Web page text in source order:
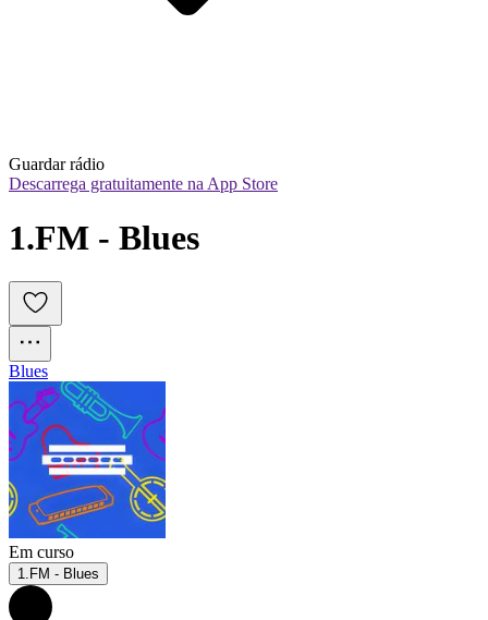
Guardar rádio
Descarrega gratuitamente na App Store
1.FM - Blues
Blues
Em curso
1.FM - Blues